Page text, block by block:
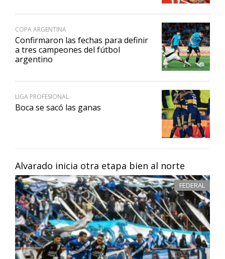
Alvarado inicia otra etapa bien al norte
FEDERAL
COPA ARGENTINA
Confirmaron las fechas para definir
a tres campeones del fútbol
argentino
LIGA PROFESIONAL
Boca se sacó las ganas